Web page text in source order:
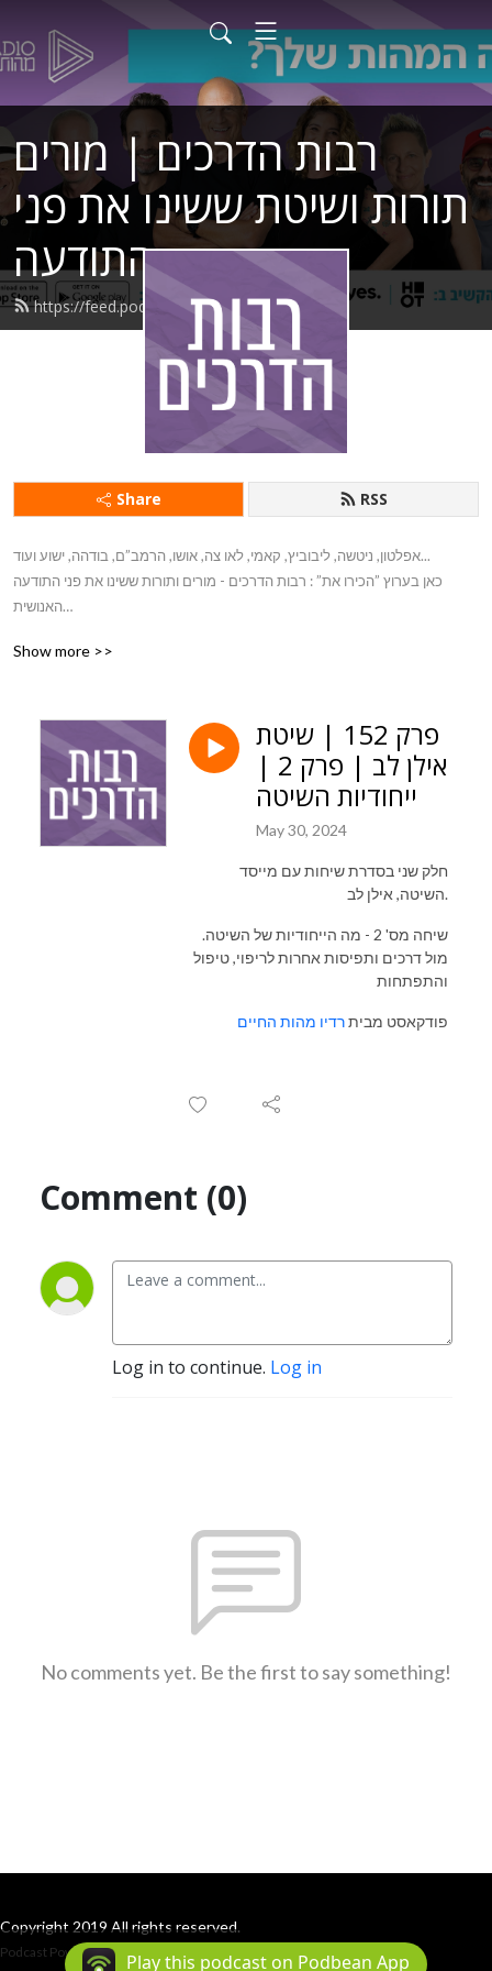
רבות הדרכים | מורים
תורות ושיטת ששינו את פני
התודעה
https://feed.podbean.com/eolradio/feed.xml
Share RSS
אפלטון, ניטשה, ליבוביץ, קאמי, לאו צה, אושו, הרמב”ם, בודהה, ישוע ועוד...
כאן בערוץ ”הכירו את” : רבות הדרכים - מורים ותורות ששינו את פני התודעה
האנושית
Show more >>
פרק 152 | שיטת
אילן לב | פרק 2 |
ייחודיות השיטה
May 30, 2024
חלק שני בסדרת שיחות עם מייסד
השיטה, אילן לב.
.שיחה מס' 2 - מה הייחודיות של השיטה
מול דרכים ותפיסות אחרות לריפוי, טיפול
והתפתחות
פודקאסט מביתרדיו מהות החיים
Comment (0)
Log in to continue. Log in
No comments yet. Be the first to say something!
Copyright 2019 All rights reserved.
Podcast Powered By Podbean
Play this podcast on Podbean App